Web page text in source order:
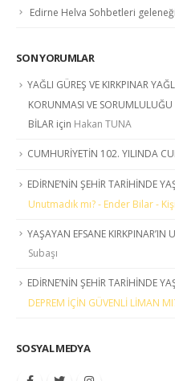
Edirne Helva Sohbetleri geleneği
SON YORUMLAR
YAĞLI GÜREŞ VE KIRKPINAR
KORUNMASI VE
BİLAR için Hakan TUNA
CUMHURİYETİN 102. YILINDA
EDİRNE’NİN ŞEHİR TARİHİNDE
Unutmadık mı? - Ender Bilar -
YAŞAYAN EFSANE KIRKPINAR’IN
Subaşı
EDİRNE’NİN ŞEHİR TARİHİNDE
DEPREM İÇİN GÜVENLİ LİMAN
SOSYAL MEDYA